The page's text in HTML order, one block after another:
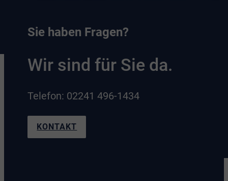
Sie haben Fragen?
Wir sind für Sie da.
Telefon: 02241 496-1434
KONTAKT